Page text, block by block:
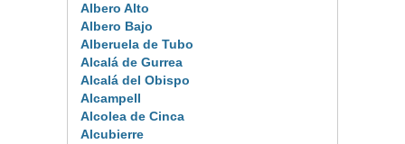
Albero Alto
Albero Bajo
Alberuela de Tubo
Alcalá de Gurrea
Alcalá del Obispo
Alcampell
Alcolea de Cinca
Alcubierre